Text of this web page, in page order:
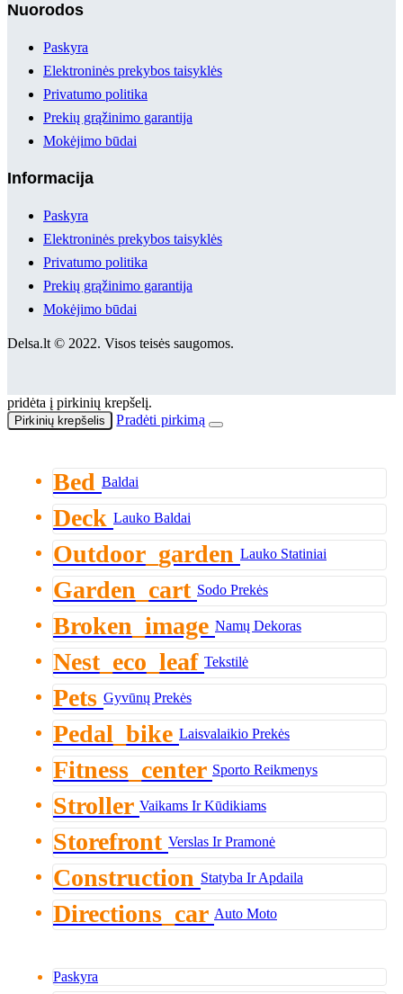
Nuorodos
Paskyra
Elektroninės prekybos taisyklės
Privatumo politika
Prekių grąžinimo garantija
Mokėjimo būdai
Informacija
Paskyra
Elektroninės prekybos taisyklės
Privatumo politika
Prekių grąžinimo garantija
Mokėjimo būdai
Delsa.lt © 2022. Visos teisės saugomos.
pridėta į pirkinių krepšelį.
Pirkinių krepšelis Pradėti pirkimą
Bed Baldai
Deck Lauko Baldai
Outdoor_garden Lauko Statiniai
Garden_cart Sodo Prekės
Broken_image Namų Dekoras
Nest_eco_leaf Tekstilė
Pets Gyvūnų Prekės
Pedal_bike Laisvalaikio Prekės
Fitness_center Sporto Reikmenys
Stroller Vaikams Ir Kūdikiams
Storefront Verslas Ir Pramonė
Construction Statyba Ir Apdaila
Directions_car Auto Moto
Paskyra